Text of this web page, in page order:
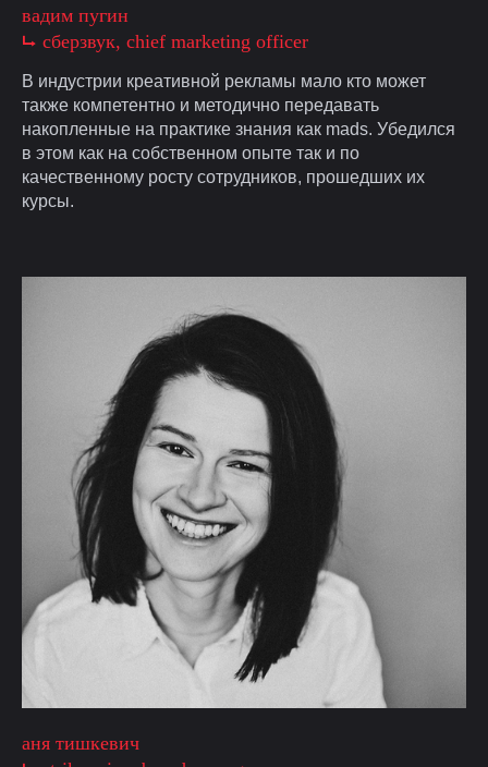
вадим пугин
⮡ cберзвук, chief marketing officer
В индустрии креативной рекламы мало кто может
также компетентно и методично передавать
накопленные на практике знания как mads. Убедился
в этом как на собственном опыте так и по
качественному росту сотрудников, прошедших их
курсы.
аня тишкевич